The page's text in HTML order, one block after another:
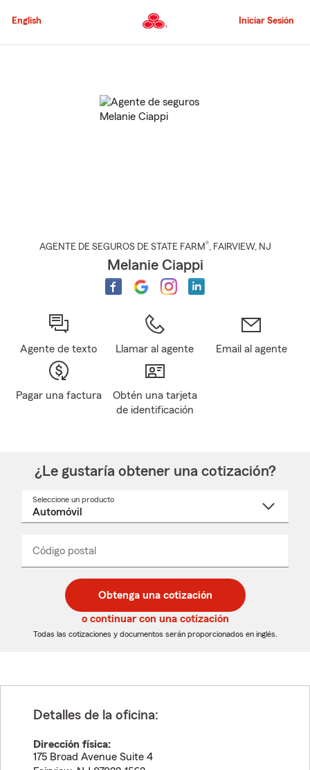
al
principal
English Iniciar Sesión
AGENTE DE SEGUROS DE STATE FARM®, FAIRVIEW, NJ
Melanie Ciappi
Agente de texto Llamar al agente Email al agente
Pagar una factura
Obtén una tarjeta
de identificación
¿Le gustaría obtener una cotización?
Seleccione un producto
desplegable
Código postal
de
5
dígitos
de
5
dígitos
_____
Obtenga una cotización
o continuar con una cotización
Todas las cotizaciones y documentos serán proporcionados en inglés.
Detalles de la oficina:
Dirección física:
175 Broad Avenue Suite 4